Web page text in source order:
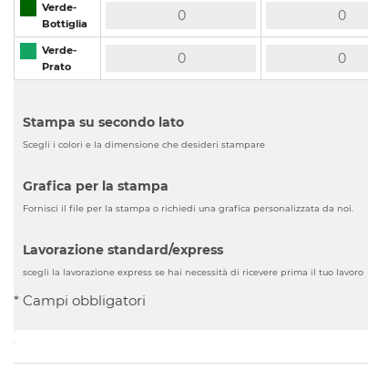
Verde-
Bottiglia
Verde-
Prato
Stampa su secondo lato
Scegli i colori e la dimensione che desideri stampare
Grafica per la stampa
Fornisci il file per la stampa o richiedi una grafica personalizzata da noi.
Lavorazione standard/express
scegli la lavorazione express se hai necessità di ricevere prima il tuo lavoro
* Campi obbligatori